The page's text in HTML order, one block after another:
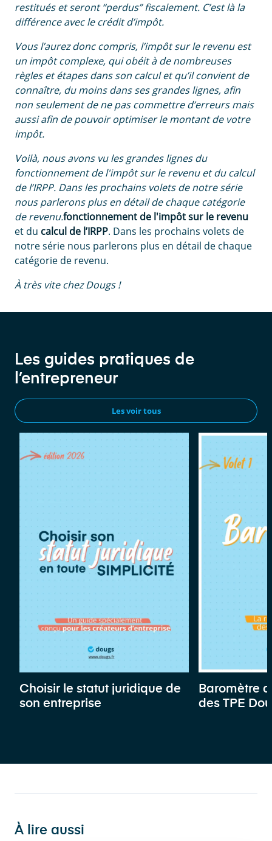
restitués et seront “perdus” fiscalement. C’est là la
différence avec le crédit d’impôt.
Vous l’aurez donc compris, l’impôt sur le revenu est
un impôt complexe, qui obéit à de nombreuses
règles et étapes dans son calcul et qu’il convient de
connaître, du moins dans ses grandes lignes, afin
non seulement de ne pas commettre d’erreurs mais
aussi afin de pouvoir optimiser le montant de votre
impôt.
Voilà, nous avons vu les grandes lignes du
fonctionnement de l'impôt sur le revenu et du calcul
de l’IRPP. Dans les prochains volets de notre série
nous parlerons plus en détail de chaque catégorie
de revenu.fonctionnement de l'impôt sur le revenu
et du calcul de l’IRPP. Dans les prochains volets de
notre série nous parlerons plus en détail de chaque
catégorie de revenu.
À très vite chez Dougs !
Les guides pratiques de
l’entrepreneur
Les voir tous
Choisir le statut juridique de
son entreprise
Baromètre
des TPE
À lire aussi